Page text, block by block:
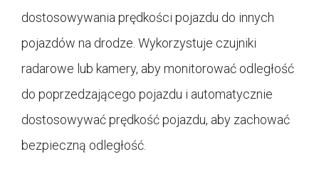
dostosowywania prędkości pojazdu do innych
pojazdów na drodze. Wykorzystuje czujniki
radarowe lub kamery, aby monitorować odległość
do poprzedzającego pojazdu i automatycznie
dostosowywać prędkość pojazdu, aby zachować
bezpieczną odległość.